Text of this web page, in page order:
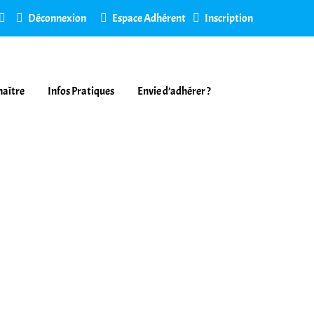
Déconnexion Espace Adhérent Inscription
Infos Pratiques Envie d’adhérer ?